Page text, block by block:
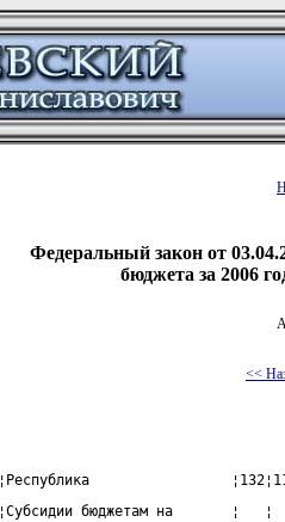
Федеральный закон от
бюджета за 2006
<<
¦Республика
¦Субсидии бюджетам на